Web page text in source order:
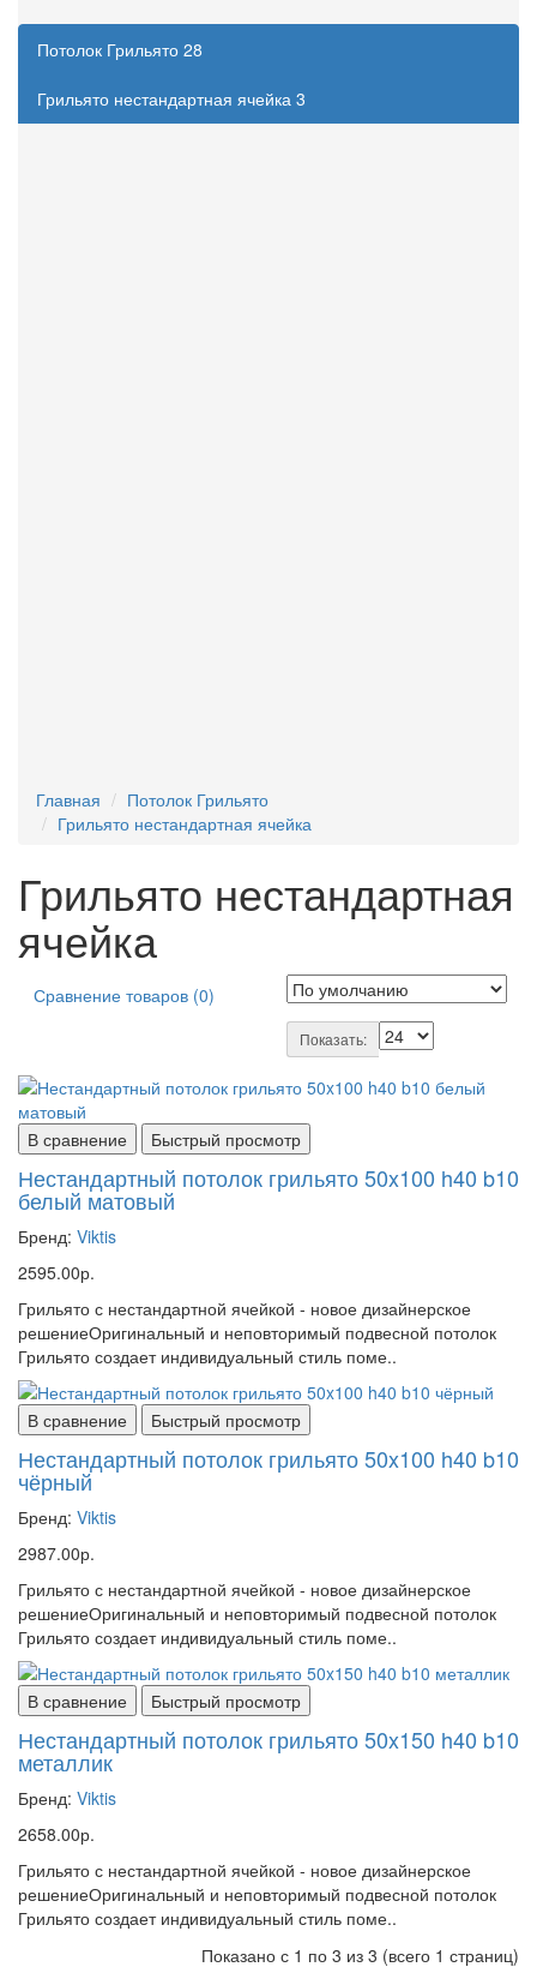
Потолок Грильято 28
Грильято нестандартная ячейка 3
Главная
Потолок Грильято
Грильято нестандартная ячейка
Грильято нестандартная
ячейка
Сравнение товаров (0)
Показать:
В сравнение Быстрый просмотр
Нестандартный потолок грильято 50x100 h40 b10
белый матовый
Бренд: Viktis
2595.00р.
Грильято с нестандартной ячейкой - новое дизайнерское
решениеОригинальный и неповторимый подвесной потолок
Грильято создает индивидуальный стиль поме..
В сравнение Быстрый просмотр
Нестандартный потолок грильято 50x100 h40 b10
чёрный
Бренд: Viktis
2987.00р.
Грильято с нестандартной ячейкой - новое дизайнерское
решениеОригинальный и неповторимый подвесной потолок
Грильято создает индивидуальный стиль поме..
В сравнение Быстрый просмотр
Нестандартный потолок грильято 50x150 h40 b10
металлик
Бренд: Viktis
2658.00р.
Грильято с нестандартной ячейкой - новое дизайнерское
решениеОригинальный и неповторимый подвесной потолок
Грильято создает индивидуальный стиль поме..
Показано с 1 по 3 из 3 (всего 1 страниц)